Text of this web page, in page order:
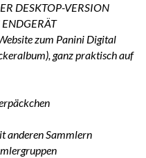
DESKTOP-VERSION
zum Panini Digital
ganz praktisch auf
anderen Sammlern